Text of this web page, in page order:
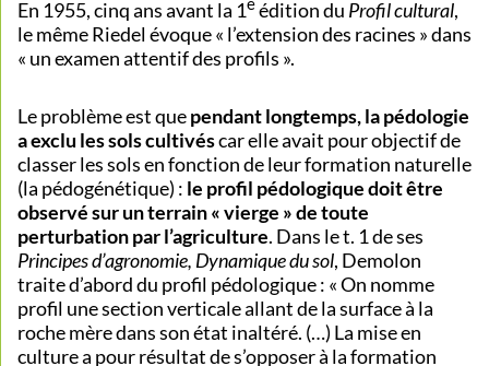
En 1955, cinq ans avant la 1 édition du Profil cultural,
le même Riedel évoque « l’extension des racines » dans
« un examen attentif des profils ».
Le problème est quependant longtemps, la pédologie
a exclu les sols cultivéscar elle avait pour objectif de
classer les sols en fonction de leur formation naturelle
(la pédogénétique) : le profil pédologique doit être
observé sur un terrain « vierge » de toute
perturbation par l’agriculture. Dans le t. 1 de ses
Principes d’agronomie, Dynamique du sol, Demolon
traite d’abord du profil pédologique : « On nomme
profil une section verticale allant de la surface à la
roche mère dans son état inaltéré. (…) La mise en
culture a pour résultat de s’opposer à la formation